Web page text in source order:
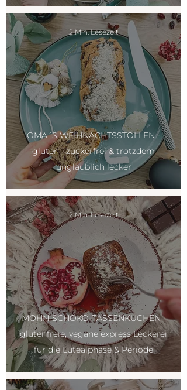
OMA´S WEIHNACHTSSTOLLEN -
gluten-, zuckerfrei & trotzdem
unglaublich lecker
2 Min. Lesezeit
MOHN-SCHOKO-TASSENKUCHEN -
glutenfreie, vegane express Leckerei
für die Lutealphase & Periode
2 Min. Lesezeit